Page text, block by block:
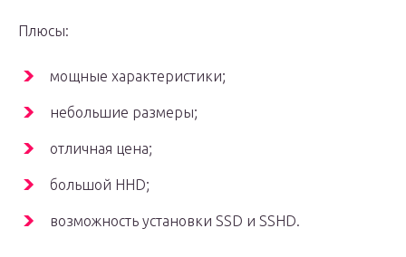
Плюсы:
мощные характеристики;
небольшие размеры;
отличная цена;
большой HHD;
возможность установки SSD и SSHD.